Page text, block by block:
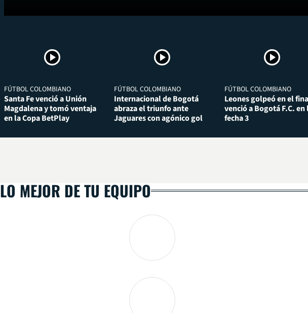
FÚTBOL COLOMBIANO
Santa Fe venció a Unión
Magdalena y tomó ventaja
en la Copa BetPlay
FÚTBOL COLOMBIANO
Internacional de Bogotá
abraza el triunfo ante
Jaguares con agónico gol
FÚTBOL COLOMBIANO
Leones golpeó en el
venció a Bogotá F.C. en
fecha 3
LO MEJOR DE TU EQUIPO